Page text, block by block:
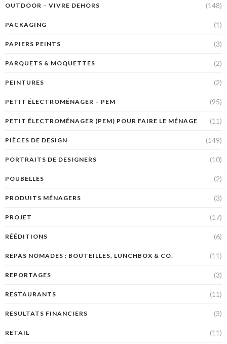
OUTDOOR – VIVRE DEHORS (148)
PACKAGING (1)
PAPIERS PEINTS (3)
PARQUETS & MOQUETTES (2)
PEINTURES (2)
PETIT ÉLECTROMÉNAGER – PEM (95)
PETIT ÉLECTROMÉNAGER (PEM) POUR FAIRE LE MÉNAGE (11)
PIÈCES DE DESIGN (149)
PORTRAITS DE DESIGNERS (10)
POUBELLES (2)
PRODUITS MÉNAGERS (3)
PROJET (17)
RÉÉDITIONS (6)
REPAS NOMADES : BOUTEILLES, LUNCHBOX & CO. (11)
REPORTAGES (3)
RESTAURANTS (11)
RESULTATS FINANCIERS (3)
RETAIL (11)